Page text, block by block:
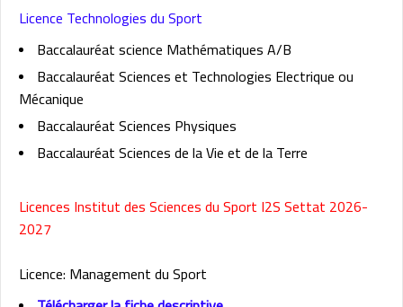
Licence Technologies du Sport
Baccalauréat science Mathématiques A/B
Baccalauréat Sciences et Technologies Electrique ou
Mécanique
Baccalauréat Sciences Physiques
Baccalauréat Sciences de la Vie et de la Terre
Licences Institut des Sciences du Sport I2S Settat 2026-
2027
Licence: Management du Sport